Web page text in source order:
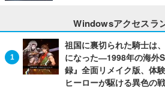
Windowsアクセスラ
祖国に裏切られた騎士は
になった―1998年の海外
録』全面リメイク版、体
ヒーローが駆ける異色の